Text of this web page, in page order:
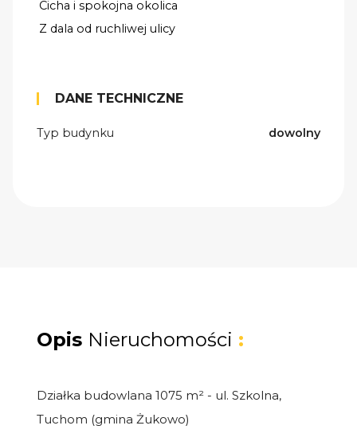
Cicha i spokojna okolica
Z dala od ruchliwej ulicy
DANE TECHNICZNE
Typ budynku dowolny
Opis Nieruchomości :
Działka budowlana 1075 m² - ul. Szkolna,
Tuchom (gmina Żukowo)